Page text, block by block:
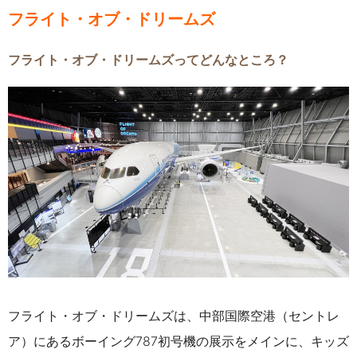
フライト・オブ・ドリームズ
フライト・オブ・ドリームズってどんなところ？
フライト・オブ・ドリームズは、中部国際空港（セントレ
ア）にあるボーイング787初号機の展示をメインに、キッズ